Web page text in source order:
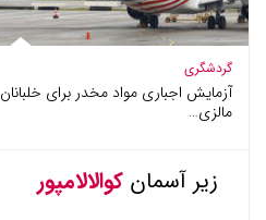
گردشگری
آزمایش اجباری مواد مخدر برای خلبانان
مالزی…
زیر آسمان کوالالامپور